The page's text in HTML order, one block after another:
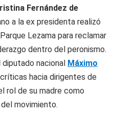
Fernández de
a la ex presidenta realizó
Lezama para reclamar
dentro del peronismo.
nacional Máximo
hacia dirigentes de
rol de su madre como
movimiento.